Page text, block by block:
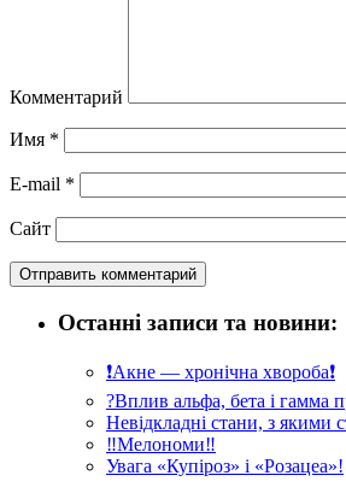
Комментарий
Имя *
E-mail *
Сайт
Останні записи та новини:
❗️Акне — хронічна хвороба❗️
?Вплив альфа, бета і гамма
Невідкладні стани, з якими
‼️Мелономи‼️
Увага «Купіроз» і «Розацеа»!